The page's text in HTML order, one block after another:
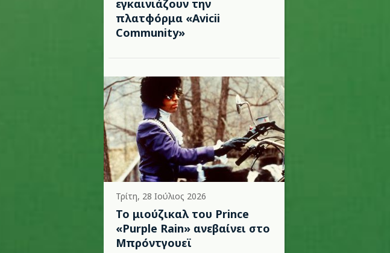
εγκαινιάζουν την
πλατφόρμα «Avicii
Community»
Τρίτη, 28 Ιούλιος 2026
Το μιούζικαλ του Prince
«Purple Rain» ανεβαίνει στο
Μπρόντγουεϊ